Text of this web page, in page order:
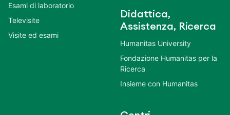
Esami di laboratorio
Televisite
Visite ed esami
Didattica,
Assistenza, Ricerca
Humanitas University
Fondazione Humanitas per la
Ricerca
Insieme con Humanitas